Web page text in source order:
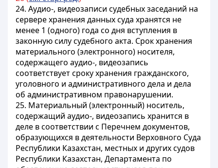
24. Аудио-, видеозаписи судебных заседаний на
сервере хранения данных суда хранятся не
менее 1 (одного) года со дня вступления в
законную силу судебного акта. Срок хранения
материального (электронного) носителя,
содержащего аудио-, видеозапись
соответствует сроку хранения гражданского,
уголовного и административного дела и дела
об административном правонарушении.
25. Материальный (электронный) носитель,
содержащий аудио-, видеозапись хранится в
деле в соответствии с Перечнем документов,
образующихся в деятельности Верховного Суда
Республики Казахстан, местных и других судов
Республики Казахстан, Департамента по